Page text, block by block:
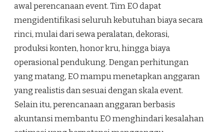
awal perencanaan event. Tim EO dapat
mengidentifikasi seluruh kebutuhan biaya secara
rinci, mulai dari sewa peralatan, dekorasi,
produksi konten, honor kru, hingga biaya
operasional pendukung. Dengan perhitungan
yang matang, EO mampu menetapkan anggaran
yang realistis dan sesuai dengan skala event.
Selain itu, perencanaan anggaran berbasis
akuntansi membantu EO menghindari kesalahan